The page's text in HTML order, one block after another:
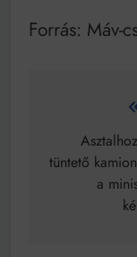
Forrás: Máv-
navigáció
tüntető
a